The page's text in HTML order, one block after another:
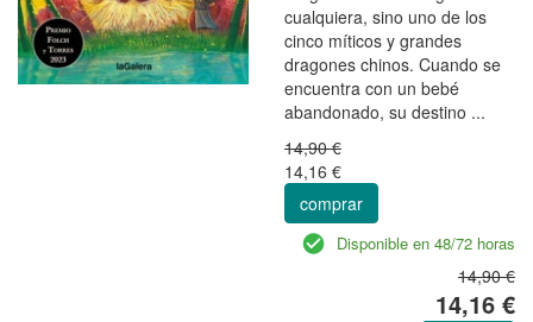
cualquiera, sino uno de los
cinco míticos y grandes
dragones chinos. Cuando se
encuentra con un bebé
abandonado, su destino ...
14,90 €
14,16 €
comprar
Disponible en 48/72 horas
14,90 €
14,16 €